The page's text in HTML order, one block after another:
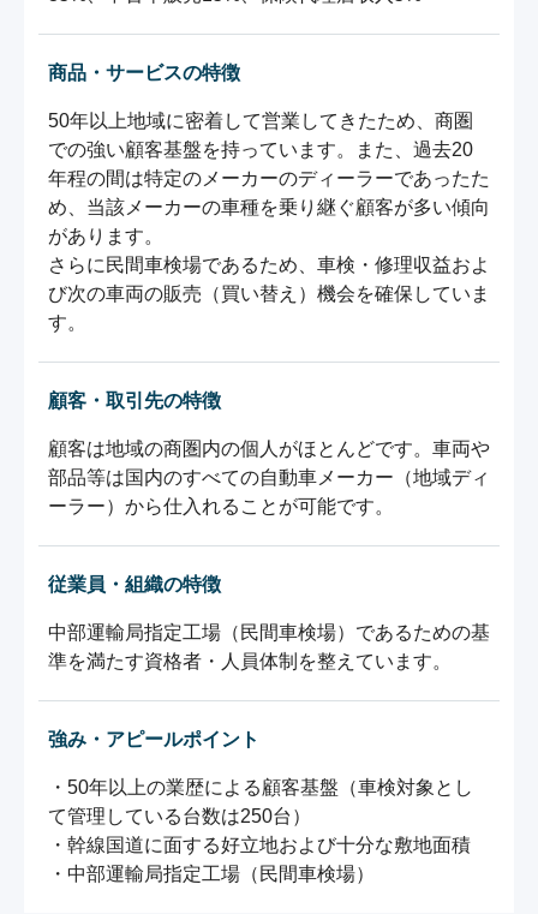
商品・サービスの特徴
50年以上地域に密着して営業してきたため、商圏
での強い顧客基盤を持っています。また、過去20
年程の間は特定のメーカーのディーラーであったた
め、当該メーカーの車種を乗り継ぐ顧客が多い傾向
があります。
さらに民間車検場であるため、車検・修理収益およ
び次の車両の販売（買い替え）機会を確保していま
す。
顧客・取引先の特徴
顧客は地域の商圏内の個人がほとんどです。車両や
部品等は国内のすべての自動車メーカー（地域ディ
ーラー）から仕入れることが可能です。
従業員・組織の特徴
中部運輸局指定工場（民間車検場）であるための基
準を満たす資格者・人員体制を整えています。
強み・アピールポイント
・50年以上の業歴による顧客基盤（車検対象とし
て管理している台数は250台）
・幹線国道に面する好立地および十分な敷地面積
・中部運輸局指定工場（民間車検場）